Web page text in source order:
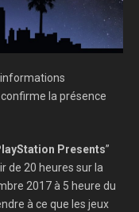
la présence
Presents”
de 20 heures sur la
2017 à 5 heure du
à ce que les jeux